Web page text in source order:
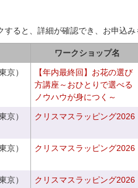
すると、詳細が確認でき、お申込み
ワークショップ名
京）
【年内最終回】お花の選び
方講座～おひとりで選べる
ノウハウが身につく～
京） クリスマスラッピング2026
京） クリスマスラッピング2026
京） クリスマスラッピング2026